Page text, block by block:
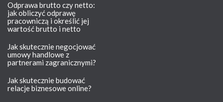
Odprawa brutto czy netto:
jak obliczyć odprawę
pracowniczą i określić jej
wartość brutto i netto
Jak skutecznie negocjować
umowy handlowe z
partnerami zagranicznymi?
Jak skutecznie budować
relacje biznesowe online?